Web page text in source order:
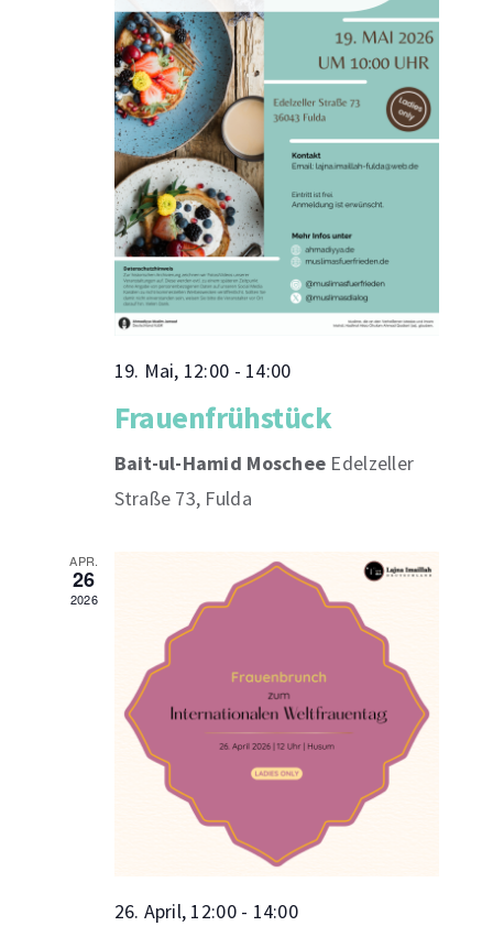
19. Mai, 12:00 - 14:00
Frauenfrühstück
Bait-ul-Hamid Moschee Edelzeller
Straße 73, Fulda
APR.
26
2026
26. April, 12:00- 14:00